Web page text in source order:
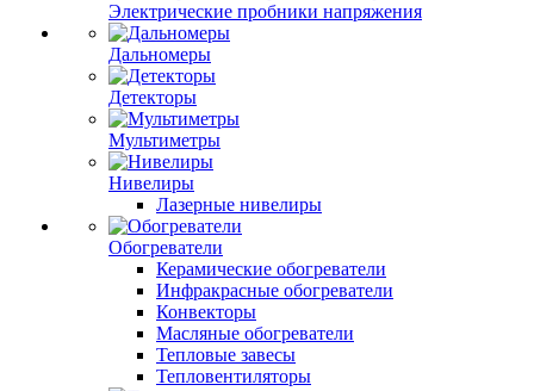
Электрические пробники напряжения
Дальномеры
Детекторы
Мультиметры
Нивелиры
Лазерные нивелиры
Обогреватели
Керамические обогреватели
Инфракрасные обогреватели
Конвекторы
Масляные обогреватели
Тепловые завесы
Тепловентиляторы